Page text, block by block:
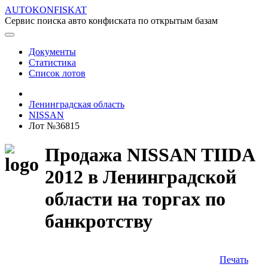
AUTOKONFISKAT
Сервис поиска авто конфиската по открытым базам
Документы
Статистика
Список лотов
Ленинградская область
NISSAN
Лот №36815
Продажа NISSAN TIIDA
2012 в Ленинградской
области на торгах по
банкротству
Печать